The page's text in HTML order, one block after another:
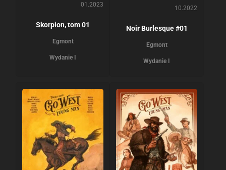
01.2023
Skorpion, tom 01
Egmont
Wydanie I
10.2022
Noir Burlesque #01
Egmont
Wydanie I